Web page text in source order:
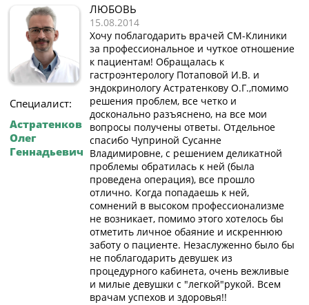
Специалист:
Астратенков
Олег
Геннадьевич
ЛЮБОВЬ
15.08.2014
Хочу поблагодарить врачей СМ-Клиники
за профессиональное и чуткое отношение
к пациентам! Обращалась к
гастроэнтерологу Потаповой И.В. и
эндокринологу Астратенкову О.Г.,помимо
решения проблем, все четко и
досконально разъяснено, на все мои
вопросы получены ответы. Отдельное
спасибо Чуприной Сусанне
Владимировне, с решением деликатной
проблемы обратилась к ней (была
проведена операция), все прошло
отлично. Когда попадаешь к ней,
сомнений в высоком профессионализме
не возникает, помимо этого хотелось бы
отметить личное обаяние и искреннюю
заботу о пациенте. Незаслуженно было бы
не поблагодарить девушек из
процедурного кабинета, очень вежливые
и милые девушки с "легкой"рукой. Всем
врачам успехов и здоровья!!